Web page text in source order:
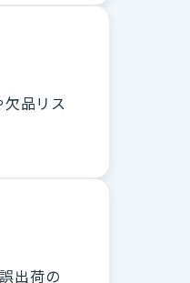
品リス
出荷の